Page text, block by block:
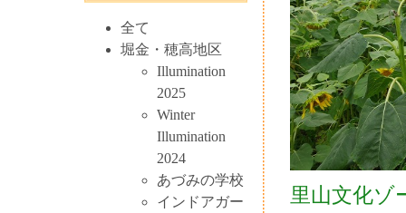
全て
堀金・穂高地区
Illumination
2025
Winter
Illumination
2024
あづみの学校
インドアガー
里山文化ゾ